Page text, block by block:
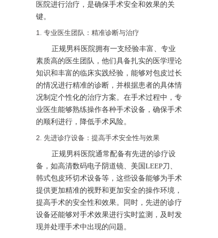
医院进行治疗，是确保手术安全和效果的关
键。
1. 专业医生团队：精准诊断与治疗
正规男科医院拥有一支经验丰富、专业
素质高的医生团队，他们具备扎实的医学理论
知识和丰富的临床实践经验，能够对包皮过长
的情况进行精准的诊断，并根据患者的具体情
况制定个性化的治疗方案。在手术过程中，专
业医生能够熟练操作各种手术设备，确保手术
的顺利进行，降低手术风险。
2. 先进诊疗设备：提高手术安全性与效果
正规男科医院通常配备有先进的诊疗设
备，如高清数码电子阴道镜、美国LEEP刀、
韩式包皮环切术设备等，这些设备能够为手术
提供更加精准的视野和更加安全的操作环境，
提高手术的安全性和效果。同时，先进的诊疗
设备还能够对手术效果进行实时监测，及时发
现并处理手术中出现的问题。